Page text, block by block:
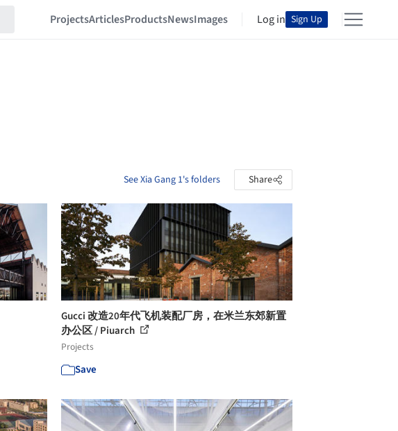
ProjectsArticlesProductsNewsImages Log in Sign Up
See Xia Gang 1's folders Share
Gucci 改造20年代飞机装配厂房，在米兰东郊新置
办公区 / Piuarch
Projects
Save